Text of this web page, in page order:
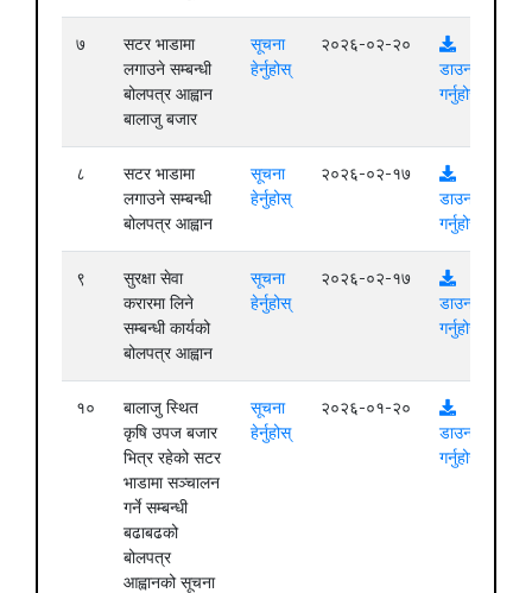
७
सटर भाडामा
लगाउने सम्बन्धी
बोलपत्र आह्वान
बालाजु बजार
सूचना
हेर्नुहोस्
२०२६-०२-२०
डाउनलोड
गर्नुहोस्
८
सटर भाडामा
लगाउने सम्बन्धी
बोलपत्र आह्वान
सूचना
हेर्नुहोस्
२०२६-०२-१७
डाउनलोड
गर्नुहोस्
९
सुरक्षा सेवा
करारमा लिने
सम्बन्धी कार्यको
बोलपत्र आह्वान
सूचना
हेर्नुहोस्
२०२६-०२-१७
डाउनलोड
गर्नुहोस्
१०
बालाजु स्थित
कृषि उपज बजार
भित्र रहेको सटर
भाडामा सञ्चालन
गर्ने सम्बन्धी
बढाबढको
बोलपत्र
आह्वानको सूचना
सूचना
हेर्नुहोस्
२०२६-०१-२०
डाउनलोड
गर्नुहोस्